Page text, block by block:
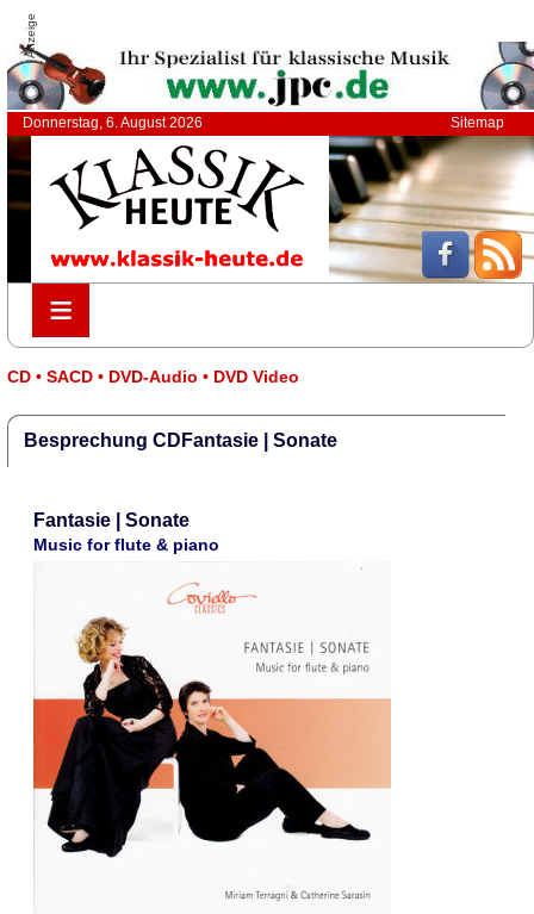
Anzeige
Donnerstag, 6. August 2026 Sitemap
≡
≡
CD • SACD • DVD-Audio • DVD Video
Besprechung CDFantasie | Sonate
Fantasie | Sonate
Music for flute & piano